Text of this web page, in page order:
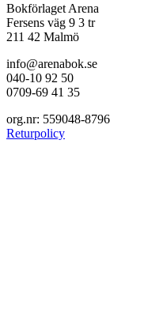
Bokförlaget Arena
Fersens väg 9 3 tr
211 42 Malmö
info@arenabok.se
040-10 92 50
0709-69 41 35
org.nr: 559048-8796
Returpolicy